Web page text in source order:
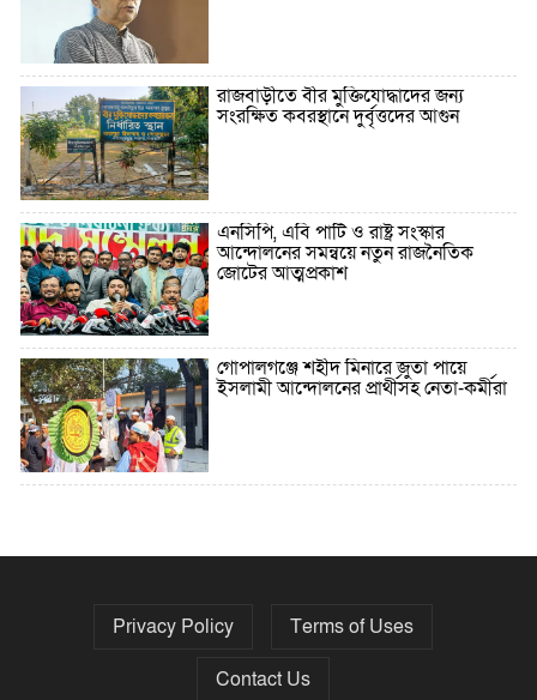
রাজবাড়ীতে বীর মুক্তিযোদ্ধাদের জন্য
সংরক্ষিত কবরস্থানে দুর্বৃত্তদের আগুন
এনসিপি, এবি পার্টি ও রাষ্ট্র সংস্কার
আন্দোলনের সমন্বয়ে নতুন রাজনৈতিক
জোটের আত্মপ্রকাশ
গোপালগঞ্জে শহীদ মিনারে জুতা পায়ে
ইসলামী আন্দোলনের প্রার্থীসহ নেতা-কর্মীরা
নির্বাচনের তফসিল ৮-১৫ ডিসেম্বরের মধ্যে
Privacy Policy
Terms of Uses
Contact Us